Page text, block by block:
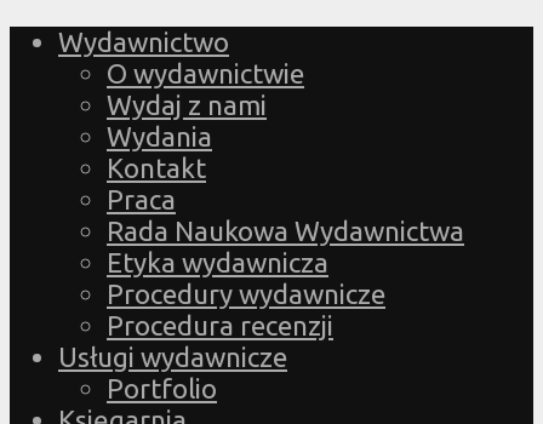
Wydawnictwo
O wydawnictwie
Wydaj z nami
Wydania
Kontakt
Praca
Rada Naukowa Wydawnictwa
Etyka wydawnicza
Procedury wydawnicze
Procedura recenzji
Usługi wydawnicze
Portfolio